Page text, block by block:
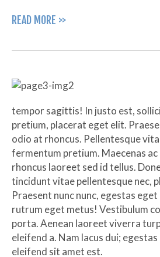
READ MORE >>
tempor sagittis! In justo est,
pretium, placerat eget elit.
odio at rhoncus. Pellentesque
fermentum pretium. Maecenas ac
rhoncus laoreet sed id tellus.
tincidunt vitae pellentesque nec,
Praesent nunc nunc, egestas
rutrum eget metus! Vestibulum
porta. Aenean laoreet viverra
eleifend a. Nam lacus dui;
eleifend sit amet est.